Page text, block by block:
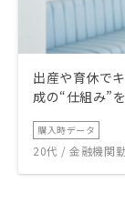
出産や育休で
成の“仕組み”
購入時データ
20代 / 金融機関